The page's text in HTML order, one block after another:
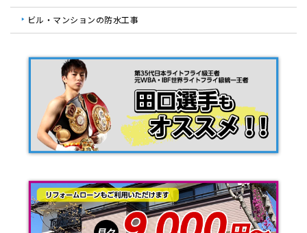
ビル・マンションの防水工事